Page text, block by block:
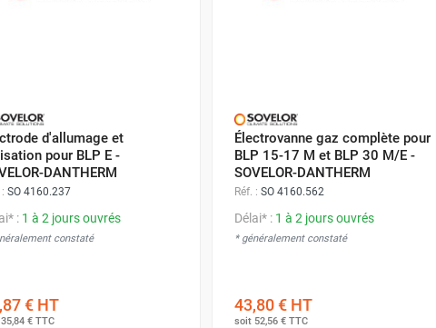
d'allumage et
pour BLP E -
DANTHERM
SO 4160.237
: 1 à 2 jours ouvrés
constaté
€ HT
35,84 € TTC
Électrovanne gaz complète pour
BLP 15-17 M et BLP 30 M/E -
SOVELOR-DANTHERM
Réf. : SO 4160.562
Délai* : 1 à 2 jours ouvrés
* généralement constaté
43,80 €HT
soit 52,56 €TTC